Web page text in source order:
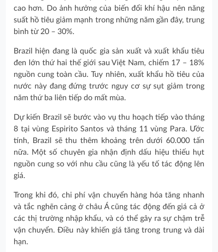
cao hơn. Do ảnh hưởng của biến đổi khí hậu nên năng
suất hồ tiêu giảm mạnh trong những năm gần đây, trung
bình từ 20 – 30%.
Brazil hiện đang là quốc gia sản xuất và xuất khẩu tiêu
đen lớn thứ hai thế giới sau Việt Nam, chiếm 17 – 18%
nguồn cung toàn cầu. Tuy nhiên, xuất khẩu hồ tiêu của
nước này đang đứng trước nguy cơ sự sụt giảm trong
năm thứ ba liên tiếp do mất mùa.
Dự kiến Brazil sẽ bước vào vụ thu hoạch tiếp vào tháng
8 tại vùng Espirito Santos và tháng 11 vùng Para. Ước
tính, Brazil sẽ thu thêm khoảng trên dưới 60.000 tấn
nữa. Một số chuyên gia nhận định dấu hiệu thiếu hụt
nguồn cung so với nhu cầu cũng là yếu tố tác động lên
giá.
Trong khi đó, chi phí vận chuyển hàng hóa tăng nhanh
và tắc nghẽn cảng ở châu Á cũng tác động đến giá cả ở
các thị trường nhập khẩu, và có thể gây ra sự chậm trễ
vận chuyển. Điều này khiến giá tăng trong trung và dài
hạn.